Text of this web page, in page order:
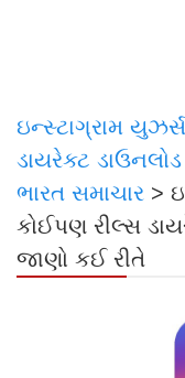
ઇન્સ્ટાગ્રામ
ડાયરેક્ટ
ભારત સમાચાર >
કોઈપણ રીલ્સ
જાણો કઈ રીતે